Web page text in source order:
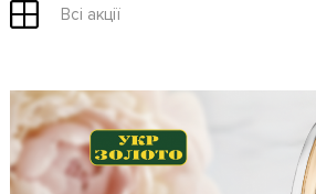
Всі акції